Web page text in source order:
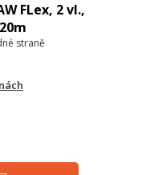
FLex, 2 vl.,
straně